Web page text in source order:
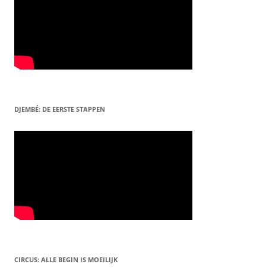
DJEMBÉ: DE EERSTE STAPPEN
CIRCUS: ALLE BEGIN IS MOEILIJK